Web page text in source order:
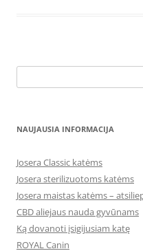
NAUJAUSIA INFORMACIJA
Josera Classic katėms
Josera sterilizuotoms katėms
Josera maistas katėms –
CBD aliejaus nauda gyvūnams
Ką dovanoti įsigijusiam katę
ROYAL Canin